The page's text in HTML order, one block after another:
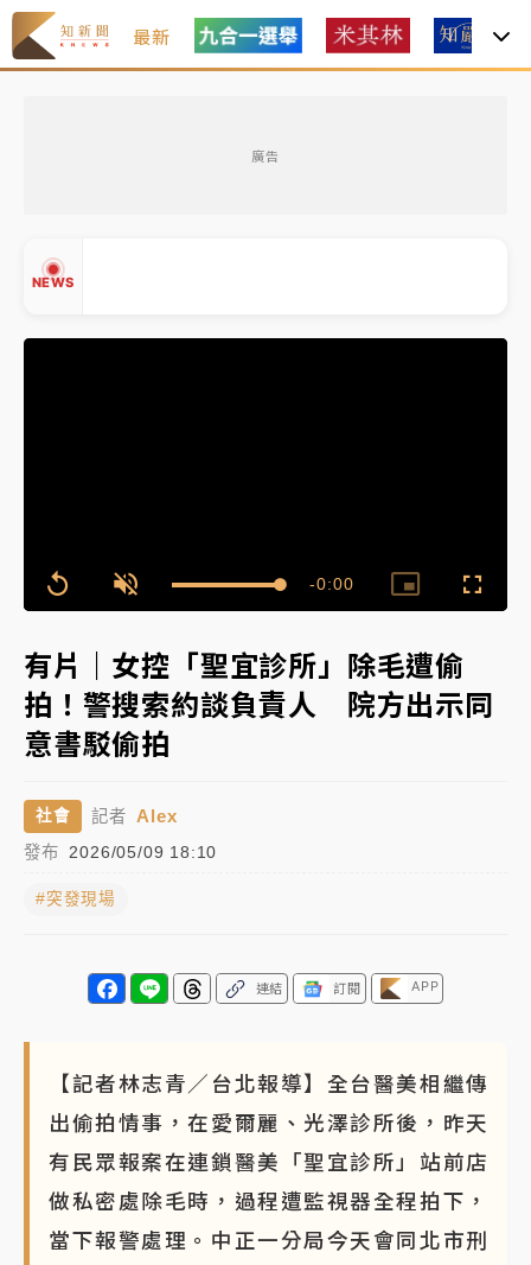
最新
廣告
NEWS
有片｜
連根拔起
中颱白海豚風雨來了！中部以北防豪雨 今晚、明天影
中颱白海豚進逼！台北喜來登圍籬傾倒砸傷人 民權西
路鷹架倒塌壓2車
連根拔起
中颱白海豚風雨來了！中部以北防豪雨 今晚、明天影
響最劇烈
白海豚逼近！北市水門只出不進 未移置車輛最高罰
4800＋拖吊費
Replay Unmute Loaded
100.00%
Remaining
-0:00
Picture-
in-
有片｜女控「聖宜診所」除毛遭偷
拍！警搜索約談負責人 院方出示同
意書駁偷拍
社會 記者 Alex
發布 2026/05/09 18:10
#突發現場
連結 訂閱 APP
【記者林志青／台北報導】全台醫美相繼傳
出偷拍情事，在愛爾麗、光澤診所後，昨天
有民眾報案在連鎖醫美「聖宜診所」站前店
做私密處除毛時，過程遭監視器全程拍下，
當下報警處理。中正一分局今天會同北市刑